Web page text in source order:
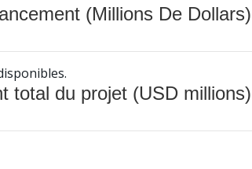
(Millions De Dollars)
total du projet (USD millions)